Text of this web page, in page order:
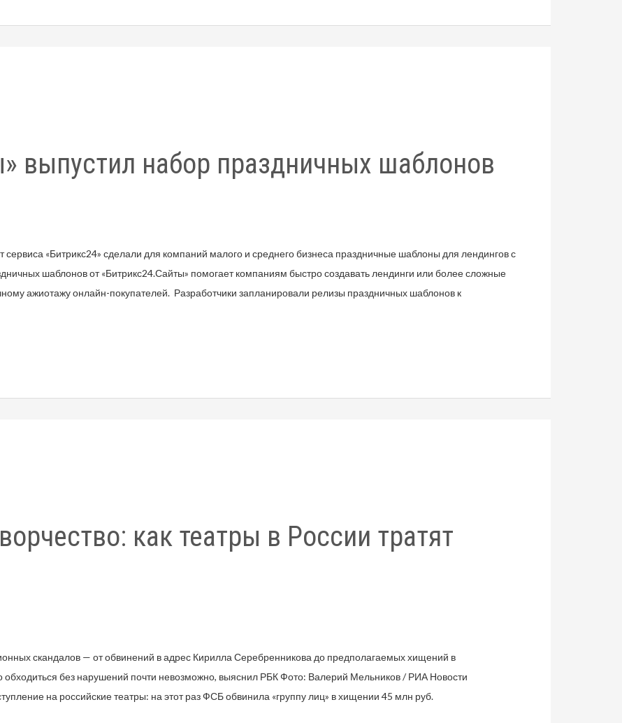
выпустил набор праздничных шаблонов
сервиса «Битрикс24» сделали для компаний малого и среднего бизнеса праздничные шаблоны для лендингов с
шаблонов от «Битрикс24.Сайты» помогает компаниям быстро создавать лендинги или более сложные
ажиотажу онлайн-покупателей. Разработчики запланировали релизы праздничных шаблонов к
как театры в России тратят
скандалов — от обвинений в адрес Кирилла Серебренникова до предполагаемых хищений в
обходиться без нарушений почти невозможно, выяснил РБК Фото: Валерий Мельников / РИА Новости
на российские театры: на этот раз ФСБ обвинила «группу лиц» в хищении 45 млн руб.